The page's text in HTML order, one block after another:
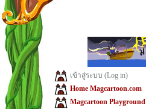
เข้าสู่ระบบ (Log in)
Home Magcartoon.com
Magcartoon Playground